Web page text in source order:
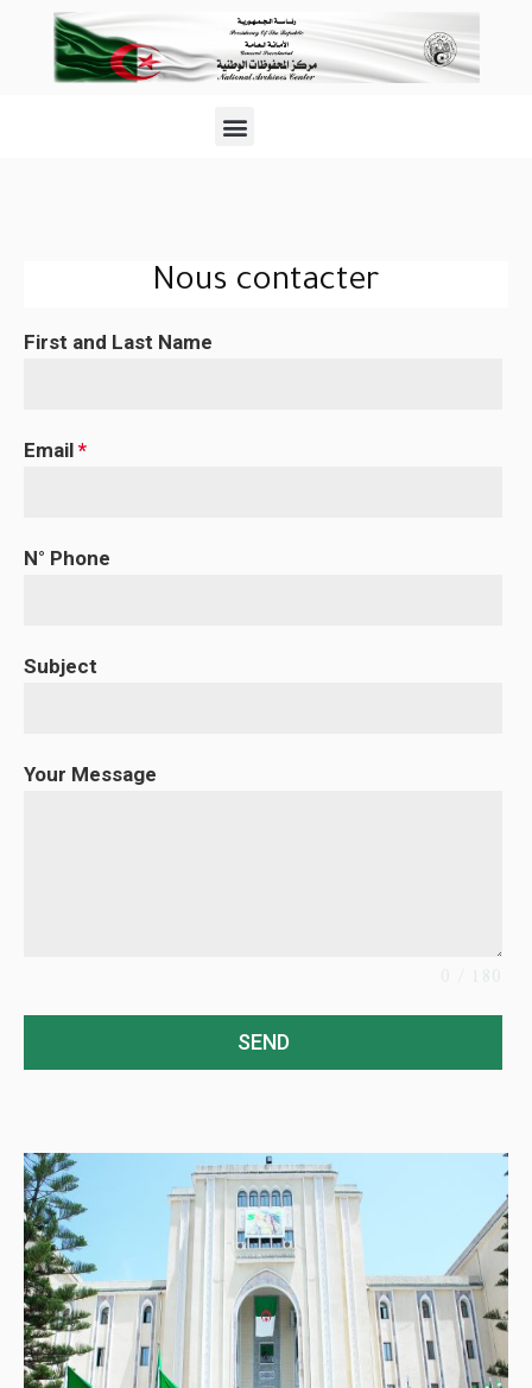
Nous contacter​
First and Last Name
Email *
N° Phone
Subject
Your Message
0 / 180
SEND